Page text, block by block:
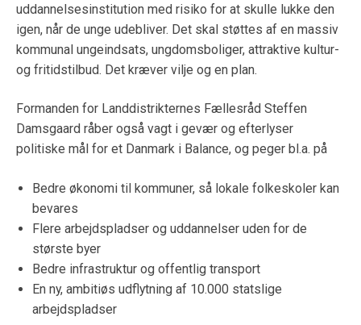
uddannelsesinstitution med risiko for at skulle lukke den
igen, når de unge udebliver. Det skal støttes af en massiv
kommunal ungeindsats, ungdomsboliger, attraktive kultur-
og fritidstilbud. Det kræver vilje og en plan.
Formanden for Landdistrikternes Fællesråd Steffen
Damsgaard råber også vagt i gevær og efterlyser
politiske mål for et Danmark i Balance, og peger bl.a. på
Bedre økonomi til kommuner, så lokale folkeskoler kan
bevares
Flere arbejdspladser og uddannelser uden for de
største byer
Bedre infrastruktur og offentlig transport
En ny, ambitiøs udflytning af 10.000 statslige
arbejdspladser